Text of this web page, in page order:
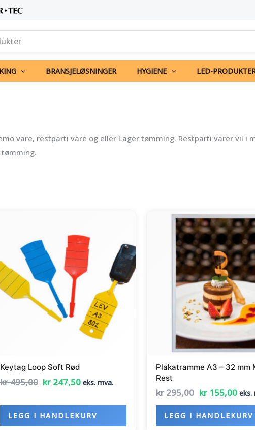
BRANSJELØSNINGER HYGIENE LED-
vare, restparti vare og eller Lager tømming. Restparti varer vil i
Keytag Loop Soft Rød
kr495,00
kr 495,00.
kr 247,50
er:
kr 247,50.
eks. mva.
LEGG I HANDLEKURV
Plakatramme A3 – 32 mm
Rest
kr295,00
Opprinnelig
pris
var:
kr 295,00.
kr155,00
pris
er:
kr
eks.
LEGG I HANDLEKURV